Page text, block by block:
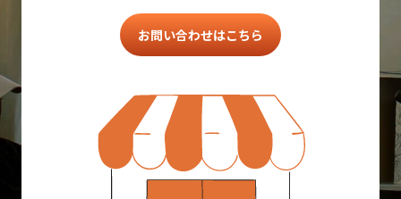
お問い合わせはこちら